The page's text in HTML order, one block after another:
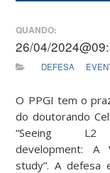
QUANDO:
26/04/
DEFESA
O PPGI tem o
do doutorando
“Seeing L2
development: A
study”. A